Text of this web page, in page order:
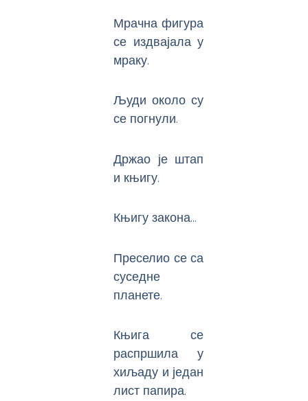
Мрачна фигура
се издвајала у
мраку.
Људи около су
се погнули.
Држао је штап
и књигу.
Књигу закона…
Преселио се са
суседне
планете.
Књига се
распршила у
хиљаду и један
лист папира.